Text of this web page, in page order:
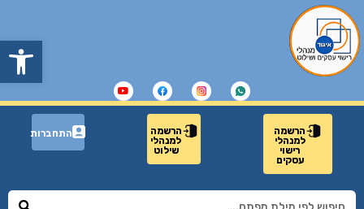
הרשמה
למנהלי
רישוי
עסקים
הרשמה
למנהלי
שילוט
התחברות